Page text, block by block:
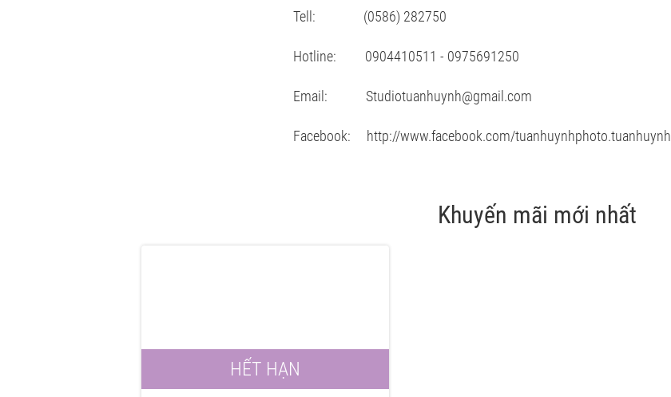
Tell: (0586) 282750
Hotline: 0904410511 - 0975691250
Email: Studiotuanhuynh@gmail.com
Facebook: http://www.facebook.com/tuanhuynhphoto.tuanhuynh
Khuyến mãi mới nhất
HẾT HẠN